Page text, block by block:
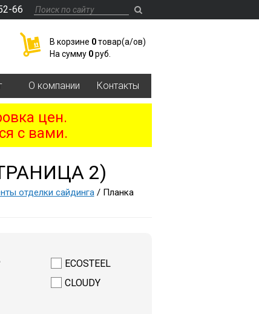
66
В корзине 0товар(a/ов)
На сумму 0руб.
О компании Контакты
цен.
с вами.
2)
отделки сайдинга/ Планка
ECOSTEEL
CLOUDY